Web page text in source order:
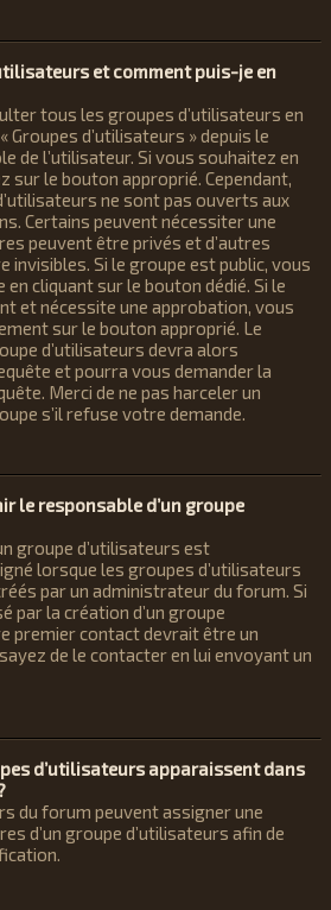
et comment puis-je en
tous les groupes d’utilisateurs en
Groupes d’utilisateurs » depuis le
de l’utilisateur. Si vous souhaitez en
sur le bouton approprié. Cependant,
ne sont pas ouverts aux
Certains peuvent nécessiter une
peuvent être privés et d’autres
invisibles. Si le groupe est public, vous
en cliquant sur le bouton dédié. Si le
et nécessite une approbation, vous
sur le bouton approprié. Le
d’utilisateurs devra alors
et pourra vous demander la
Merci de ne pas harceler un
s’il refuse votre demande.
le responsable d’un groupe
groupe d’utilisateurs est
lorsque les groupes d’utilisateurs
par un administrateur du forum. Si
par la création d’un groupe
premier contact devrait être un
de le contacter en lui envoyant un
d’utilisateurs apparaissent dans
du forum peuvent assigner une
d’un groupe d’utilisateurs afin de